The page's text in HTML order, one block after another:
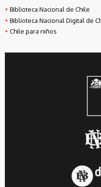
Biblioteca Nacional de Chile
Biblioteca Nacional Digital de
Chile para niños